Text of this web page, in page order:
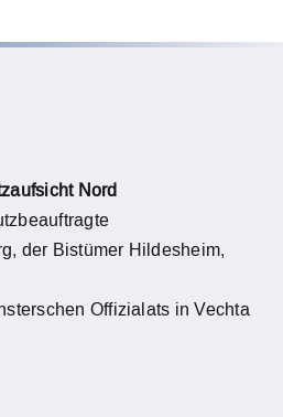
Nord
der Bistümer Hildesheim,
Offizialats in Vechta